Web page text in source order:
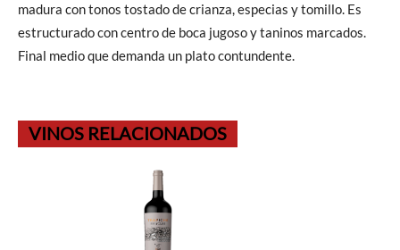
madura con tonos tostado de crianza, especias y tomillo. Es
estructurado con centro de boca jugoso y taninos marcados.
Final medio que demanda un plato contundente.
VINOS RELACIONADOS